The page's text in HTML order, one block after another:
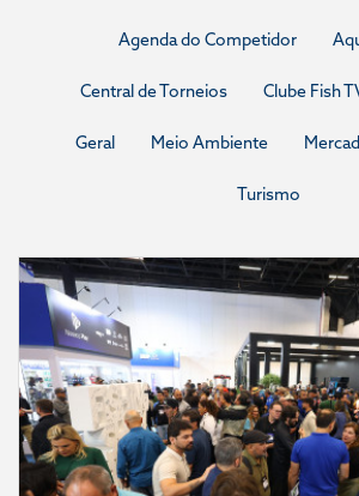
Agenda do Competidor
Central de Torneios Clube Fish
Geral Meio Ambiente
Turismo